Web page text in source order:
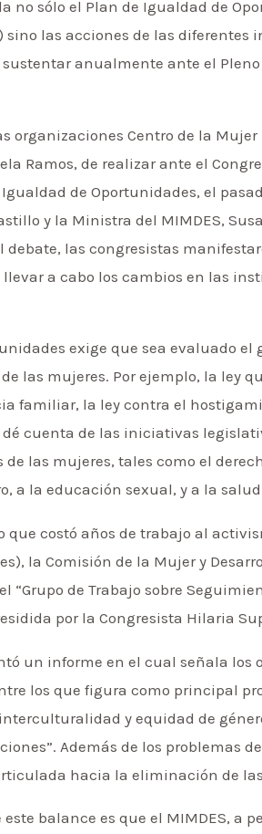
no sólo el Plan de Igualdad de
sino las acciones de las
sustentar anualmente ante el
organizaciones Centro de la
Ramos, de realizar ante el
de Oportunidades, el
y la Ministra del MIMDES,
las congresistas
a cabo los cambios en las
exige que sea evaluado
las mujeres. Por ejemplo, la ley
familiar, la ley contra el
cuenta de las iniciativas
de las mujeres, tales como el
a la educación sexual, y a la
que costó años de trabajo al
la Comisión de la Mujer y
“Grupo de Trabajo sobre
por la Congresista Hilaria
un informe en el cual señala
los que figura como principal
y equidad de
Además de los problemas
hacia la eliminación de
balance es que el MIMDES, a